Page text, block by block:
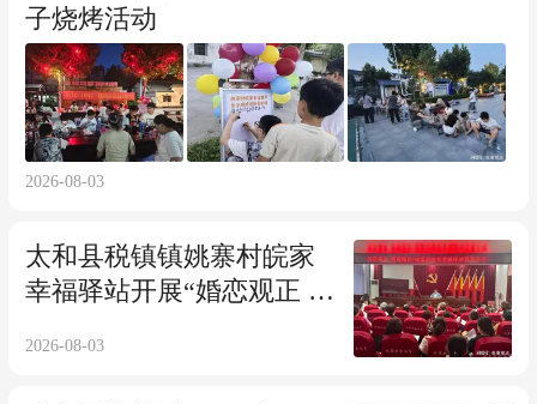
子烧烤活动
2026-08-03
太和县税镇镇姚寨村皖家
幸福驿站开展“婚恋观正 家
2026-08-03